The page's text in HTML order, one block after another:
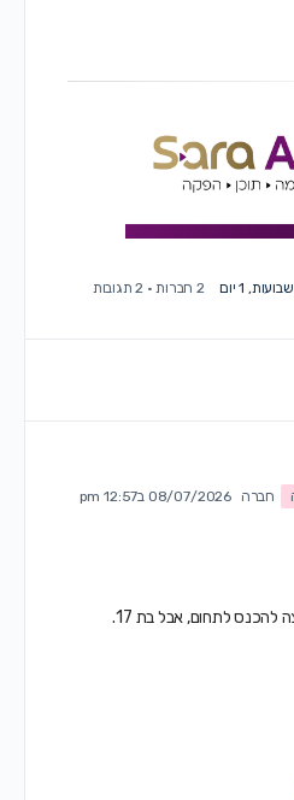
2 חברות · 2 תגובות
חברה 08/07/2026 ב12:57 pm
יש לי אחות רקדנית צמרת, רוצה להכנס לתחום, אבל בת 17.